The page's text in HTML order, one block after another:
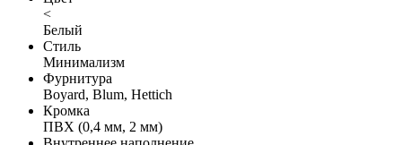
<
Белый
Стиль
Минимализм
Фурнитура
Boyard, Blum, Hettich
Кромка
ПВХ (0,4 мм, 2 мм)